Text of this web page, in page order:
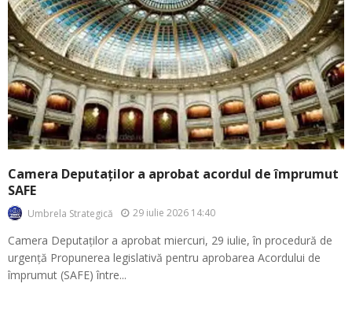
Camera Deputaților a aprobat acordul de împrumut
SAFE
Umbrela Strategică 29 iulie 2026 14:40
Camera Deputaților a aprobat miercuri, 29 iulie, în procedură de
urgență Propunerea legislativă pentru aprobarea Acordului de
împrumut (SAFE) între...